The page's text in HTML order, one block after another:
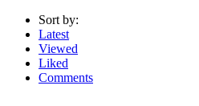
Sort by:
Latest
Viewed
Liked
Comments